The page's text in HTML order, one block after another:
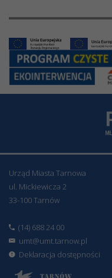
Urząd Miasta Tarnowa
ul. Mickiewicza 2
33-100 Tarnów
(14) 688 24 00
umt@umt.tarnow.pl
Deklaracja dostępności